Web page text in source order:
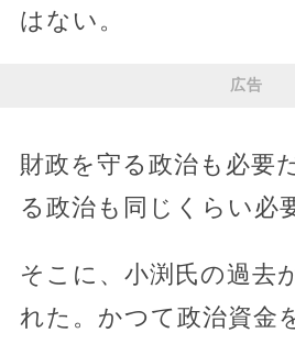
はない。
広告
財政を守る政治も必要
る政治も同じくらい必
そこに、小渕氏の過去
れた。かつて政治資金